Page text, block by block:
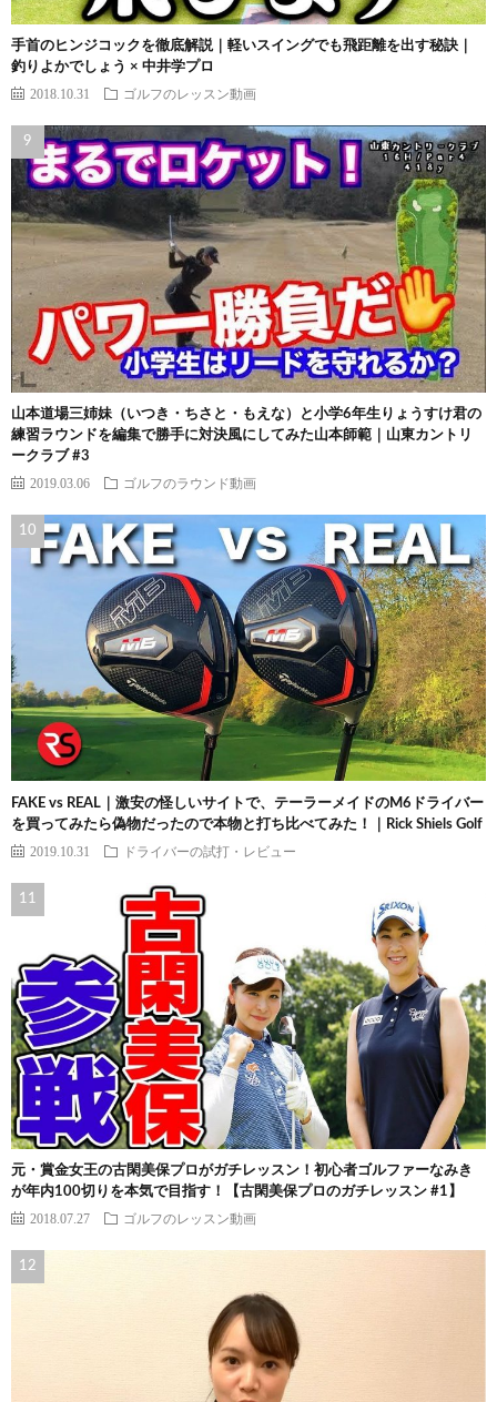
手首のヒンジコックを徹底解説｜軽いスイングでも飛距離を出す秘訣｜
釣りよかでしょう × 中井学プロ
2018.10.31 ゴルフのレッスン動画
山本道場三姉妹（いつき・ちさと・もえな）と小学6年生りょうすけ君の
練習ラウンドを編集で勝手に対決風にしてみた山本師範｜山東カントリ
ークラブ #3
2019.03.06 ゴルフのラウンド動画
FAKE vs REAL｜激安の怪しいサイトで、テーラーメイドのM6ドライバー
を買ってみたら偽物だったので本物と打ち比べてみた！｜Rick Shiels Golf
2019.10.31 ドライバーの試打・レビュー
元・賞金女王の古閑美保プロがガチレッスン！初心者ゴルファーなみき
が年内100切りを本気で目指す！【古閑美保プロのガチレッスン #1】
2018.07.27 ゴルフのレッスン動画